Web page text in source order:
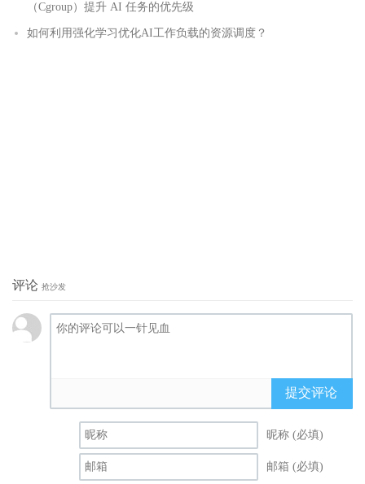
（Cgroup）提升 AI 任务的优先级
如何利用强化学习优化AI工作负载的资源调度？
评论 抢沙发
提交评论
昵称 (必填)
邮箱 (必填)